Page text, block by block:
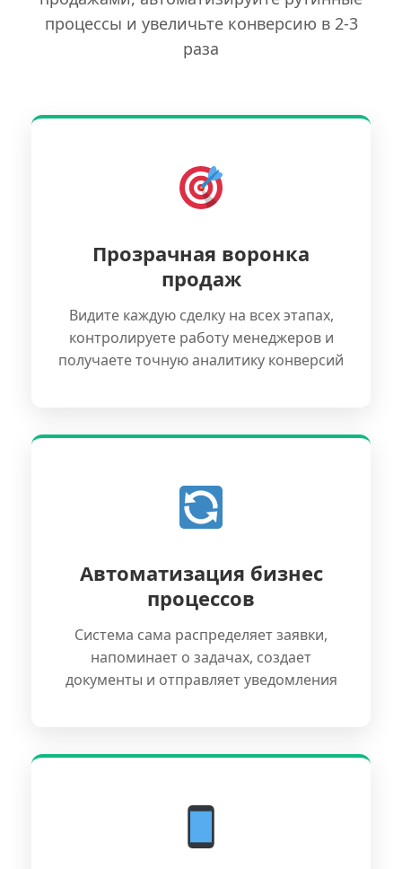
процессы и увеличьте конверсию в 2-3
раза
Прозрачная воронка
продаж
Видите каждую сделку на всех этапах,
контролируете работу менеджеров и
получаете точную аналитику конверсий
Автоматизация бизнес
процессов
Система сама распределяет заявки,
напоминает о задачах, создает
документы и отправляет уведомления